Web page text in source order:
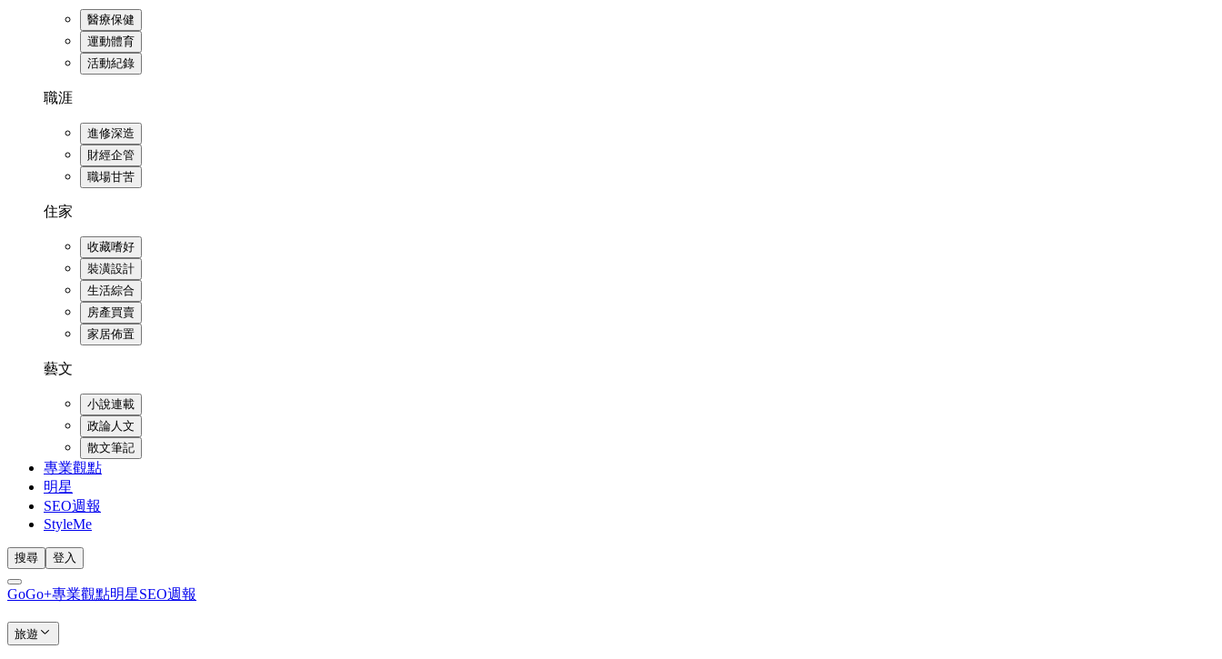
醫療保健
運動體育
活動紀錄
職涯
進修深造
財經企管
職場甘苦
住家
收藏嗜好
裝潢設計
生活綜合
房產買賣
家居佈置
藝文
小說連載
政論人文
散文筆記
專業觀點
明星
SEO週報
StyleMe
搜尋 登入
GoGo+專業觀點明星SEO週報
旅遊